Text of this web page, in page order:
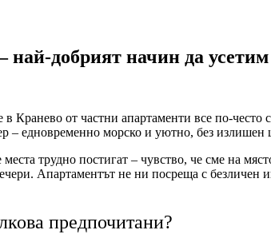
добрият начин да
от частни апартаменти все по-често
– едновременно морско и уютно, без
трудно постигат – чувство, че сме на
Апартаментът не ни посреща с безличен
предпочитани?